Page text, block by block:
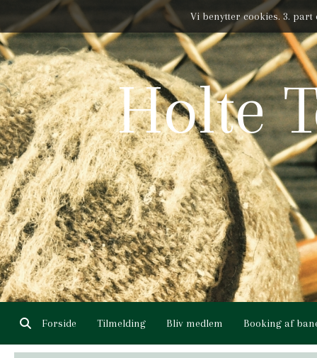
Vi benytter cookies. 3.
Holte
Forside Tilmelding Bliv medlem Booking af
Vores